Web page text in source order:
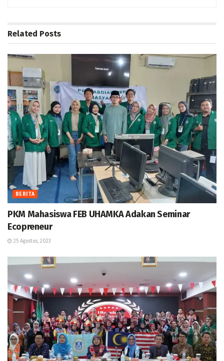
Related Posts
BERITA
PKM Mahasiswa FEB UHAMKA Adakan Seminar
Ecopreneur
25 Agustus, 2023